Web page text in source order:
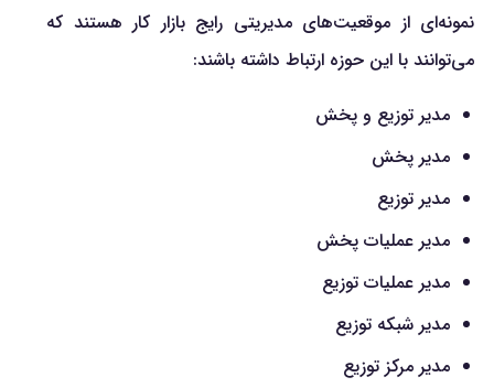
نمونه‌ای از موقعیت‌های مدیریتی رایج بازار کار هستند که
می‌توانند با این حوزه ارتباط داشته باشند:
مدیر توزیع و پخش
مدیر پخش
مدیر توزیع
مدیر عملیات پخش
مدیر عملیات توزیع
مدیر شبکه توزیع
مدیر مرکز توزیع